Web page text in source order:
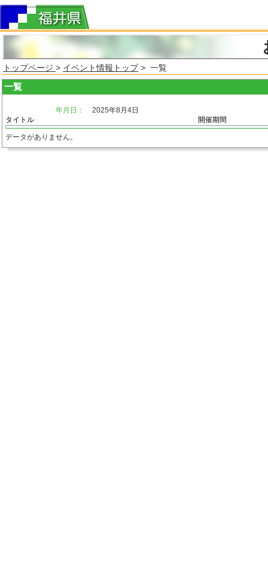
トップページ > イベント情報トップ> 一覧
一覧
年月日：
2025年8月4日
タイトル
開催期間
データがありません。